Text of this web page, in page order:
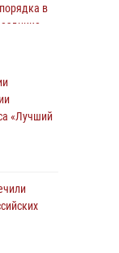
в
Фёдора
«Лучший